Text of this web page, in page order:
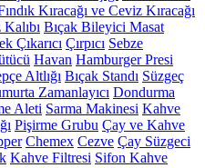
Kıracağı ve Ceviz Kıracağı
Bıçak Bileyici Masat
Çıkarıcı Çırpıcı Sebze
Havan Hamburger Presi
Altlığı Bıçak Standı Süzgeç
Zamanlayıcı Dondurma
Aleti Sarma Makinesi Kahve
Pişirme Grubu Çay ve Kahve
Chemex Cezve Çay Süzgeci
Kahve Filtresi Sifon Kahve